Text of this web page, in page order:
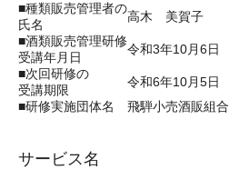
■種類販売管理者の
氏名
高木 美賀子
■酒類販売管理研修
受講年月日
令和3年10月6日
■次回研修の
受講期限
令和6年10月5日
■研修実施団体名
飛騨小売酒販組合
サービス名